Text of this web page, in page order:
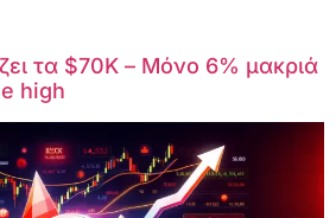
τα $70K – Μόνο 6% μακριά
high